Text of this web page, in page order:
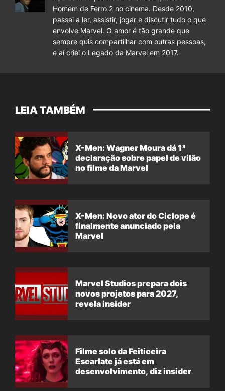
Homem de Ferro 2 no cinema. Desde 2010,
passei a ler, assistir, jogar e discutir tudo o que
envolve Marvel. O amor é tão grande que
sempre quis compartilhar com outras pessoas,
e aí criei o Legado da Marvel em 2017.
LEIA TAMBÉM
X-Men: Wagner Moura dá 1ª
declaração sobre papel de vilão
no filme da Marvel
X-Men: Novo ator do Ciclope é
finalmente anunciado pela
Marvel
Marvel Studios prepara dois
novos projetos para 2027,
revela insider
Filme solo da Feiticeira
Escarlate já está em
desenvolvimento, diz insider